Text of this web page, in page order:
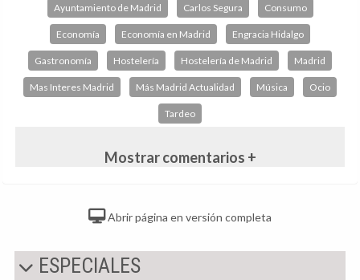
Ayuntamiento de Madrid Carlos Segura Consumo
Economía Economía en Madrid Engracia Hidalgo
Gastronomía Hostelería Hostelería de Madrid Madrid
Mas Interes Madrid Más Madrid Actualidad Música Ocio
Tardeo
Mostrar comentarios +
Abrir página en versión completa
ESPECIALES